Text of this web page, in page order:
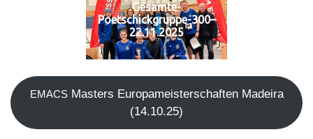
Gesamte-
Poetschickgruppe-300–
22.11.2025
EMACSMas­ters Euro­pa­meis­ter­schaf­ten Madei­ra
(14.10.25)